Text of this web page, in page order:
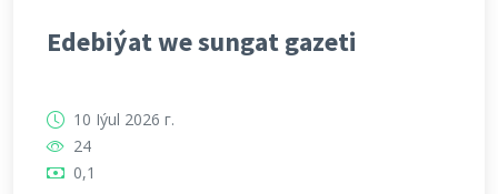
Edebiýat we sungat gazeti
10 Iýul 2026 г.
24
0,1